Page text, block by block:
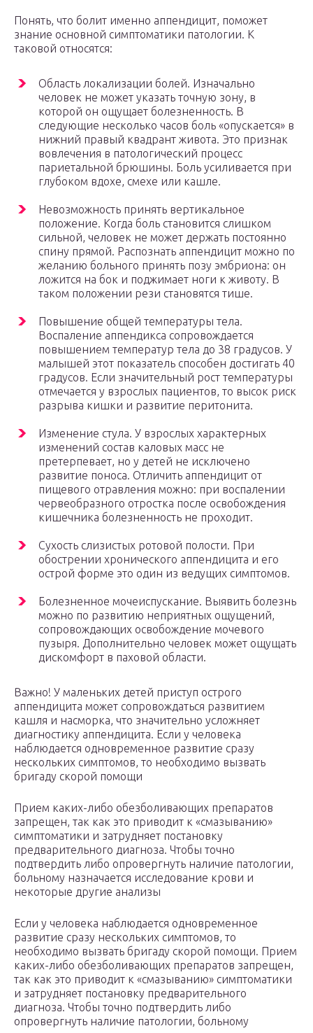
Понять, что болит именно аппендицит, поможет
знание основной симптоматики патологии. К
таковой относятся:
Область локализации болей. Изначально
человек не может указать точную зону, в
которой он ощущает болезненность. В
следующие несколько часов боль «опускается» в
нижний правый квадрант живота. Это признак
вовлечения в патологический процесс
париетальной брюшины. Боль усиливается при
глубоком вдохе, смехе или кашле.
Невозможность принять вертикальное
положение. Когда боль становится слишком
сильной, человек не может держать постоянно
спину прямой. Распознать аппендицит можно по
желанию больного принять позу эмбриона: он
ложится на бок и поджимает ноги к животу. В
таком положении рези становятся тише.
Повышение общей температуры тела.
Воспаление аппендикса сопровождается
повышением температур тела до 38 градусов. У
малышей этот показатель способен достигать 40
градусов. Если значительный рост температуры
отмечается у взрослых пациентов, то высок риск
разрыва кишки и развитие перитонита.
Изменение стула. У взрослых характерных
изменений состав каловых масс не
претерпевает, но у детей не исключено
развитие поноса. Отличить аппендицит от
пищевого отравления можно: при воспалении
червеобразного отростка после освобождения
кишечника болезненность не проходит.
Сухость слизистых ротовой полости. При
обострении хронического аппендицита и его
острой форме это один из ведущих симптомов.
Болезненное мочеиспускание. Выявить болезнь
можно по развитию неприятных ощущений,
сопровождающих освобождение мочевого
пузыря. Дополнительно человек может ощущать
дискомфорт в паховой области.
Важно! У маленьких детей приступ острого
аппендицита может сопровождаться развитием
кашля и насморка, что значительно усложняет
диагностику аппендицита. Если у человека
наблюдается одновременное развитие сразу
нескольких симптомов, то необходимо вызвать
бригаду скорой помощи
Прием каких-либо обезболивающих препаратов
запрещен, так как это приводит к «смазыванию»
симптоматики и затрудняет постановку
предварительного диагноза. Чтобы точно
подтвердить либо опровергнуть наличие патологии,
больному назначается исследование крови и
некоторые другие анализы
Если у человека наблюдается одновременное
развитие сразу нескольких симптомов, то
необходимо вызвать бригаду скорой помощи. Прием
каких-либо обезболивающих препаратов запрещен,
так как это приводит к «смазыванию» симптоматики
и затрудняет постановку предварительного
диагноза. Чтобы точно подтвердить либо
опровергнуть наличие патологии, больному